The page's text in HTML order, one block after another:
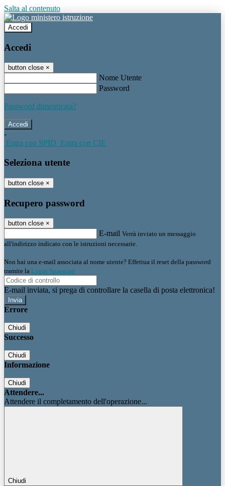
Salta al contenuto
Accedi
Accedi
button close ×
Nome Utente
Password
Password dimenticata?
-
Entra con SPID Entra con CIE
Seleziona utente
button close ×
Recupero password
button close ×
E-mail Verrà inviato un messaggio
all'indirizzo indicato con le istruzioni necessarie.
Non hai una e-mail associata al nome utente? Effettua il reset della password
tramite la Login Spaggiari
E-mail inviata, si prega di controllare la casella di posta elettronica!
Errore
Chiudi
Successo
Chiudi
Informazione
Chiudi
Attendere...
Attendere il completamento dell'operazione...
Chiudi